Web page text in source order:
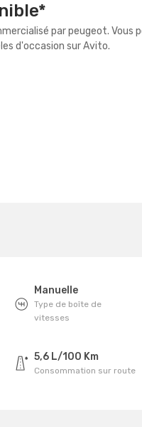
par peugeot. Vous
d'occasion sur Avito.
Manuelle
Type de boîte de
vitesses
5,6 L/100 Km
Consommation sur route